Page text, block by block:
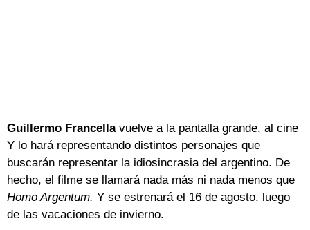
Guillermo Francella vuelve a la pantalla grande, al cine
Y lo hará representando distintos personajes que
buscarán representar la idiosincrasia del argentino. De
hecho, el filme se llamará nada más ni nada menos que
Homo Argentum. Y se estrenará el 16 de agosto, luego
de las vacaciones de invierno.